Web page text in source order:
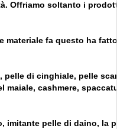
Offriamo soltanto i
materiale fa questo ha
pelle di cinghiale, pelle
maiale, cashmere,
imitante pelle di daino, la